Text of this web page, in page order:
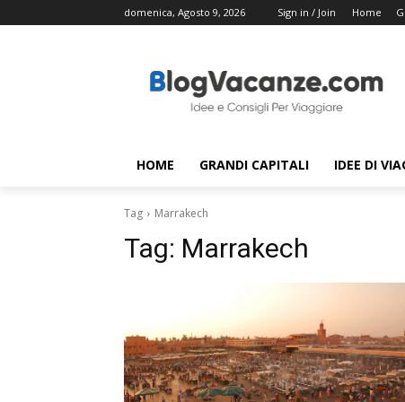
domenica, Agosto 9, 2026 Sign in / Join Home
HOME GRANDI CAPITALI IDEE DI
Tag Marrakech
Tag: Marrakech